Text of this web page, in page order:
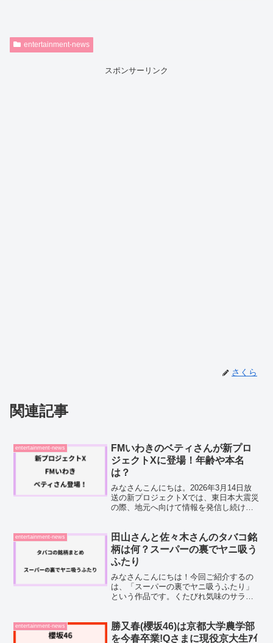
entertainment-news
スポンサーリンク
さくら
関連記事
entertainment-news
FMいわきのベティさんが新プロ
ジェクトXに登場！年齢や本名
は？
みなさんこんにちは。2026年3月14日放
送の新プロジェクトXでは、東日本大震災
の際、地元へ向けて情報を発信し続けた
ーとして長年活動しているベティさん。
人気番組「とび...
entertainment-news
田山さんと佐々木さんのタバコ銘
柄は何？スーパーの裏でヤニ吸う
ふたり
みなさんこんにちは！今回ご紹介するの
は、「スーパーの裏でヤニ吸うふたり」
という作品です。くたびれ気味のサラリ
手に過ごす何気ない時間を描いた物語な
んですよね。2026年7...
entertainment-news
勝又春(櫻坂46)は京都大学農学部
を今春卒業!Qさまに現役京大生ｱｲ